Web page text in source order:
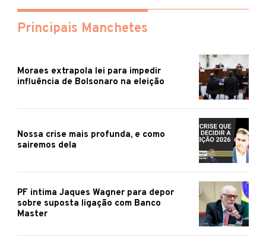
Principais Manchetes
Moraes extrapola lei para impedir
influência de Bolsonaro na eleição
Nossa crise mais profunda, e como
sairemos dela
PF intima Jaques Wagner para depor
sobre suposta ligação com Banco
Master